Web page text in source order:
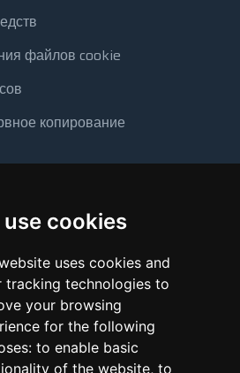
use cookies
uses cookies and
tracking technologies to
your browsing
for the following
to enable basic
of the website, to
файлов cookie
копирование